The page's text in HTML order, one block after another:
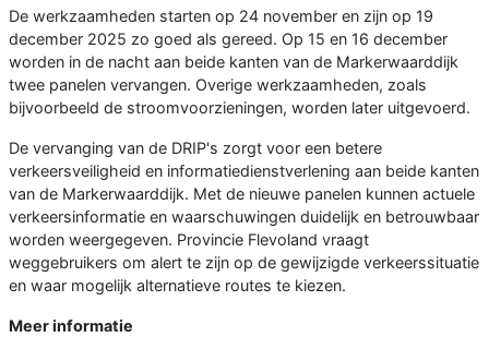
De werkzaamheden starten op 24 november en zijn op 19
december 2025 zo goed als gereed. Op 15 en 16 december
worden in de nacht aan beide kanten van de Markerwaarddijk
twee panelen vervangen. Overige werkzaamheden, zoals
bijvoorbeeld de stroomvoorzieningen, worden later uitgevoerd.
De vervanging van de DRIP's zorgt voor een betere
verkeersveiligheid en informatiedienstverlening aan beide kanten
van de Markerwaarddijk. Met de nieuwe panelen kunnen actuele
verkeersinformatie en waarschuwingen duidelijk en betrouwbaar
worden weergegeven. Provincie Flevoland vraagt
weggebruikers om alert te zijn op de gewijzigde verkeerssituatie
en waar mogelijk alternatieve routes te kiezen.
Meer informatie